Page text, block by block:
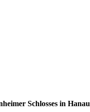
Schlosses in Hanau